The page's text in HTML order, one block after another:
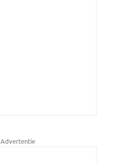
Advertentie